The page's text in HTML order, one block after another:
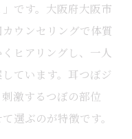
です。大阪府大阪市
ウンセリングで体質
ヒアリングし、一人
ています。耳つぼジ
激するつぼの部位
選ぶのが特徴です。